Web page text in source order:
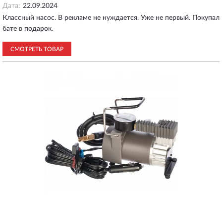
Дата: 22.09.2024
Классный насос. В рекламе не нуждается. Уже не первый. Покупал
бате в подарок.
СМОТРЕТЬ ТОВАР